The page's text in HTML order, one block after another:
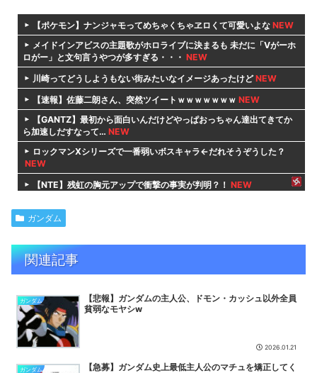
【ポケモン】ナンジャモってめちゃくちゃヱロくて可愛いよな NEW
メイドインアビスの主題歌がホロライブに決まるも 未だに「Vがーホ
ロがー」と文句言うやつが多すぎる・・・ NEW
川崎ってどうしようもない街みたいなイメージあったけど NEW
【速報】佐藤二朗さん、突然ツイートｗｗｗｗｗｗｗ NEW
【GANTZ】最初から面白いんだけどやっぱおっちゃん達出てきてか
ら加速しだすなって… NEW
ロックマンXシリーズで一番弱いボスキャラ←だれそうぞうした？
NEW
【NTE】残虹の胸元アップで衝撃の事実が判明？！ NEW
「The Prisoner」配信開始——新キャラ2人が...
NEW
【悲報】セルラン1位逃したブルアカ5.5周年さん、チャージセンタ
【悲報】ルラち、猫に負ける【よわち】 NEW
【ブルアカ】これINSANEシルトロある？【ボーダー】
【NTE】「乗り物乗ると主人公に戻るの嫌すぎ！」中国プレイヤー
ガンダム
関連記事
ガンダム
【悲報】ガンダムの主人公、ドモン・カッシュ以外全員
貧弱なモヤシw
2026.01.21
ガンダム
【急募】ガンダム史上最低主人公のマチュを矯正してく